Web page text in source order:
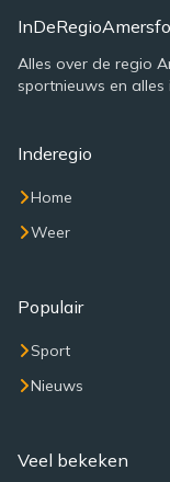
Alles over de regio
sportnieuws en
Inderegio
Home
Weer
Populair
Sport
Nieuws
Veel bekeken